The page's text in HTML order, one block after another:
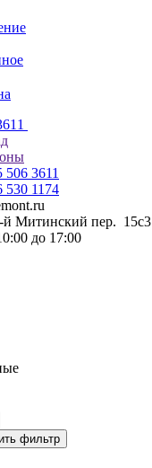
506 3611
530 1174
й Митинский пер. 15с3
до 17:00
фильтр